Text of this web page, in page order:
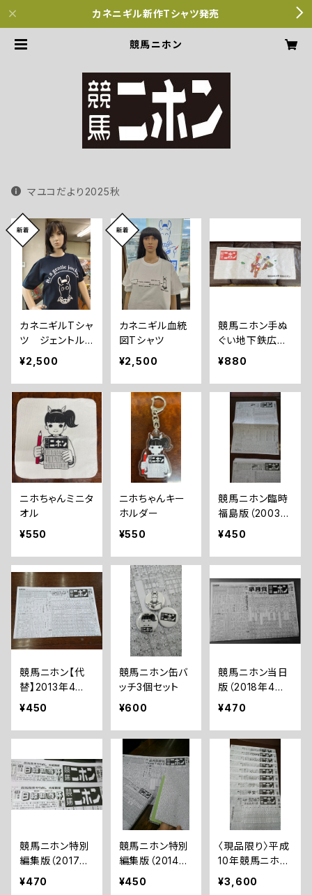
カネニギル新作Tシャツ発売
競馬ニホン
マユコだより2025秋
カネニギルTシャ
ツ ジェントル
ジョッキー
¥2,500
カネニギル血統
図Tシャツ
¥2,500
競馬ニホン手ぬ
ぐい地下鉄広告
柄
¥880
ニホちゃんミニタ
オル
¥550
ニホちゃんキー
ホルダー
¥550
競馬ニホン臨時
福島版（2003年
11月3日）
¥450
競馬ニホン【代
替】2013年4月2
9日版
¥450
競馬ニホン缶バ
ッチ3個セット
¥600
競馬ニホン当日
版（2018年4月1
5日号）
¥470
競馬ニホン特別
編集版（2017年
1月17日版）
¥470
競馬ニホン特別
編集版（2014年
2月24日代替
¥450
〈現品限り〉平成
10年競馬ニホン
当日版9部
¥3,600